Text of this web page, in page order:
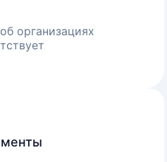
организациях